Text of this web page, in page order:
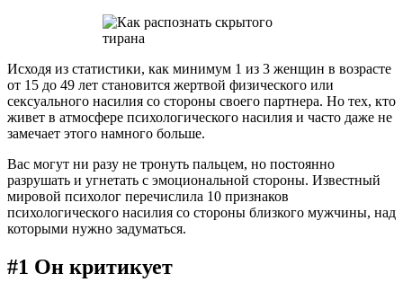
Исходя из статистики, как минимум 1 из 3 женщин в возрасте
от 15 до 49 лет становится жертвой физического или
сексуального насилия со стороны своего партнера. Но тех, кто
живет в атмосфере психологического насилия и часто даже не
замечает этого намного больше.
Вас могут ни разу не тронуть пальцем, но постоянно
разрушать и угнетать с эмоциональной стороны. Известный
мировой психолог перечислила 10 признаков
психологического насилия со стороны близкого мужчины, над
которыми нужно задуматься.
#1 Он критикует